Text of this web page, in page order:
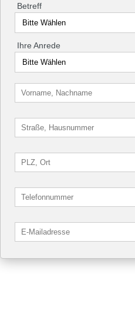
Betreff
Ihre Anrede